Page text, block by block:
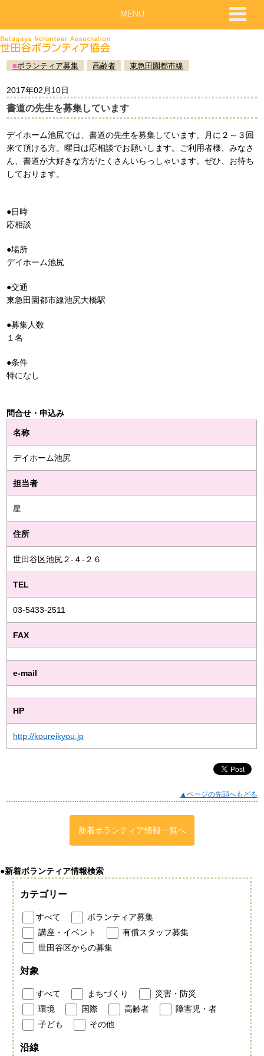
■ボランティア募集 高齢者 東急田園都市線
2017年02月10日
書道の先生を募集しています
デイホーム池尻では、書道の先生を募集しています。月に２～３回
来て頂ける方。曜日は応相談でお願いします。ご利用者様、みなさ
ん、書道が大好きな方がたくさんいらっしゃいます。ぜひ、お待ち
しております。
●日時
応相談
●場所
デイホーム池尻
●交通
東急田園都市線池尻大橋駅
●募集人数
１名
●条件
特になし
問合せ・申込み
名称
デイホーム池尻
担当者
星
住所
世田谷区池尻２-４-２６
TEL
03-5433-2511
FAX
e-mail
HP
http://koureikyou.jp
▲ページの先頭へもどる
新着ボランティア情報一覧へ
●新着ボランティア情報検索
カテゴリー
すべて
ボランティア募集
講座・イベント
有償スタッフ募集
世田谷区からの募集
対象
すべて まちづくり
災害・防災
環境
国際 高齢者
障害児・者
子ども
その他
沿線
MENU